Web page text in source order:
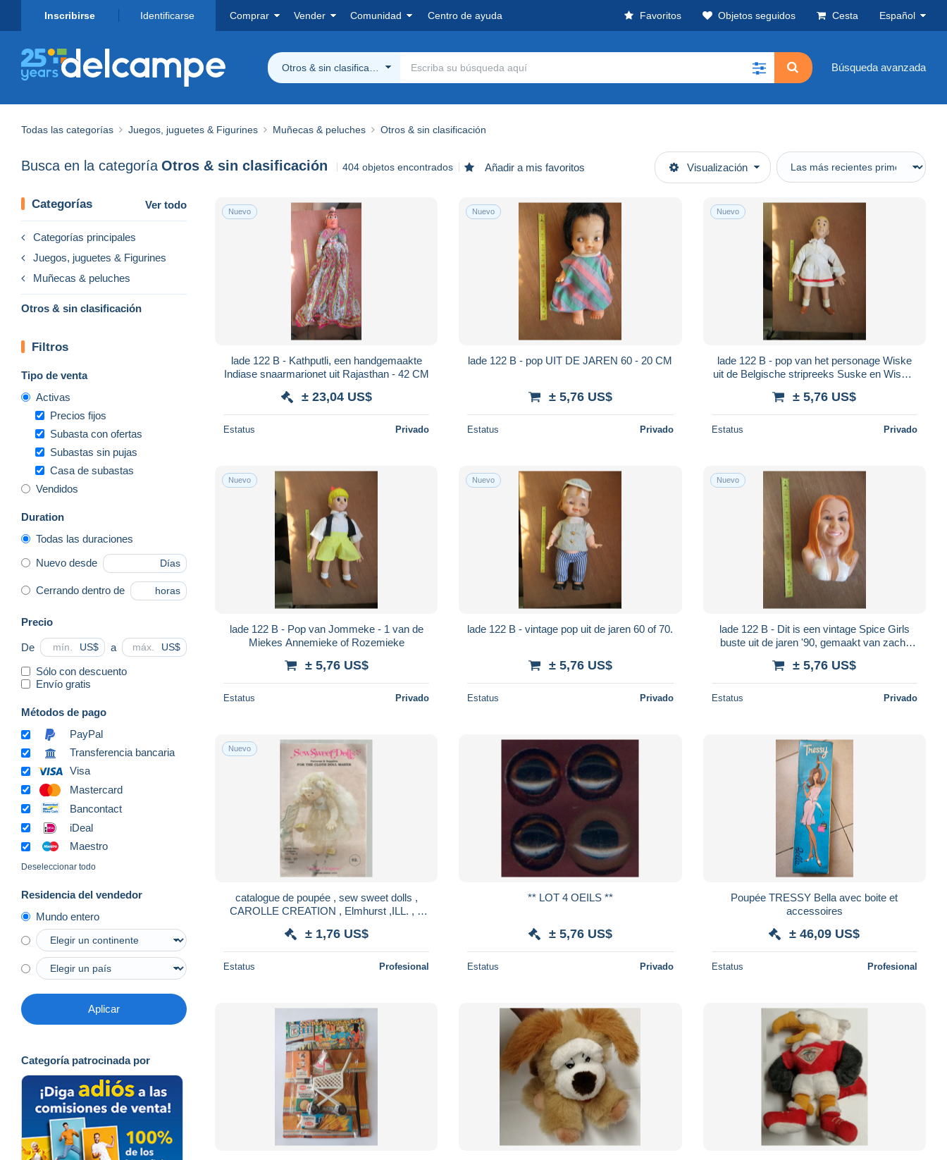
Inscribirse Identificarse Comprar Vender Comunidad Centro de ayuda Favoritos Objetos seguidos Cesta Español
Otros & sin clasificación Búsqueda avanzada
Todas las categorías Juegos, juguetes & Figurines Muñecas & peluches Otros & sin clasificación
Busca en la categoría Otros & sin clasificación 404 objetos encontrados Añadir a mis favoritos Visualización
Categorías Ver todo
Categorías principales
Juegos, juguetes & Figurines
Muñecas & peluches
Otros & sin clasificación
Filtros
Tipo de venta
Activas
Precios fijos
Subasta con ofertas
Subastas sin pujas
Casa de subastas
Vendidos
Duration
Todas las duraciones
Nuevo desde Días
Cerrando dentro de horas
Precio
De US$ a US$
Sólo con descuento
Envío gratis
Métodos de pago
PayPal
Transferencia bancaria
Visa
Mastercard
Bancontact
iDeal
Maestro
Deseleccionar todo
Residencia del vendedor
Mundo entero
Aplicar
Categoría patrocinada por
Nuevo
lade 122 B - Kathputli, een handgemaakte
Indiase snaarmarionet uit Rajasthan - 42 CM
± 23,04 US$
Estatus Privado
Nuevo
lade 122 B - pop UIT DE JAREN 60 - 20 CM
± 5,76 US$
Estatus Privado
Nuevo
lade 122 B - pop van het personage Wiske
uit de Belgische stripreeks Suske en Wiske.
± 5,76 US$
Estatus Privado
Nuevo
lade 122 B - Pop van Jommeke - 1 van de
Miekes Annemieke of Rozemieke
± 5,76 US$
Estatus Privado
Nuevo
lade 122 B - vintage pop uit de jaren 60 of 70.
± 5,76 US$
Estatus Privado
Nuevo
lade 122 B - Dit is een vintage Spice Girls
buste uit de jaren '90, gemaakt van zacht
± 5,76 US$
Estatus Privado
Nuevo
catalogue de poupée , sew sweet dolls ,
CAROLLE CREATION , Elmhurst ,ILL. , 6
± 1,76 US$
Estatus Profesional
** LOT 4 OEILS **
± 5,76 US$
Estatus Privado
Poupée TRESSY Bella avec boite et
accessoires
± 46,09 US$
Estatus Profesional